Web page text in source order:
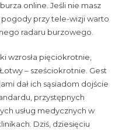
online. Jeśli nie masz
przy tele-wizji warto
radaru burzowego.
wzrosła pięciokrotnie,
– sześciokrotnie. Gest
dał ich sąsiadom dojście
przystępnych
usług medycznych w
Dziś, dziesięciu